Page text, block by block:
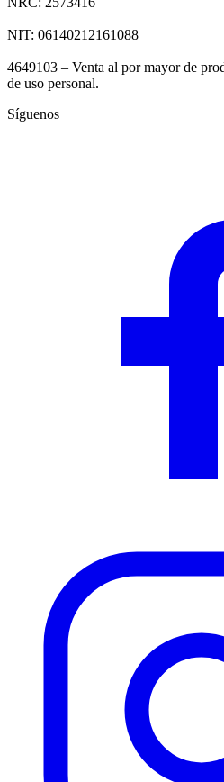
NIT: 06140212161088
4649103 – Venta al por mayor de
de uso personal.
Síguenos